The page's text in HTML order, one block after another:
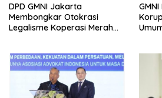
DPD GMNI Jakarta
Membongkar Otokrasi
Legalisme Koperasi Merah
Perampasan Hak Ekonomi
Rakyat